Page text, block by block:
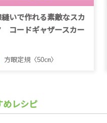
縫いで作れる素敵なスカ
コードギャザースカー
方眼定規〈50㎝〉
めレシピ